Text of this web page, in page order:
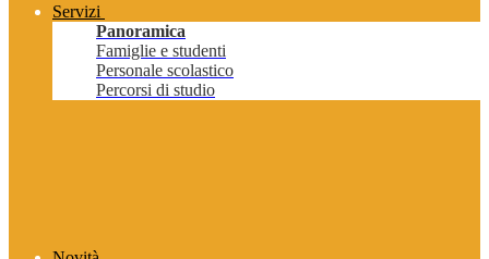
Servizi
Panoramica
Famiglie e studenti
Personale scolastico
Percorsi di studio